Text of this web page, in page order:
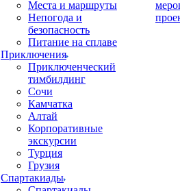
Места и маршруты
Непогода и
безопасность
Питание на сплаве
Приключения
Приключенческий
тимбилдинг
Сочи
Камчатка
Алтай
Корпоративные
экскурсии
Турция
Грузия
Спартакиады